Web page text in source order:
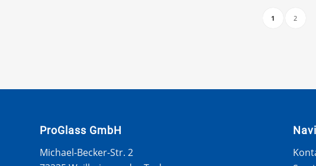
1 2
ProGlass GmbH
Michael-Becker-Str. 2